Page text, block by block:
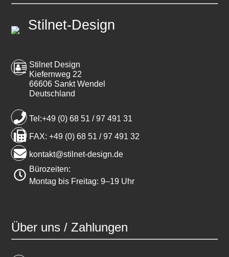
Stilnet-Design
Stilnet Design
Kiefernweg 22
66606 Sankt Wendel
Deutschland
Tel:+49 (0) 68 51 / 97 491 31
FAX: +49 (0) 68 51 / 97 491 32
kontakt@stilnet-design.de
Bürozeiten:
Montag bis Freitag: 9–19 Uhr
Über uns / Zahlungen